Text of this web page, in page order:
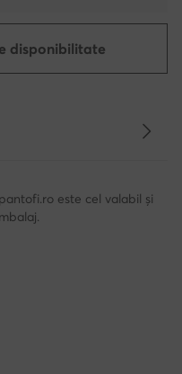
disponibilitate
este cel valabil și